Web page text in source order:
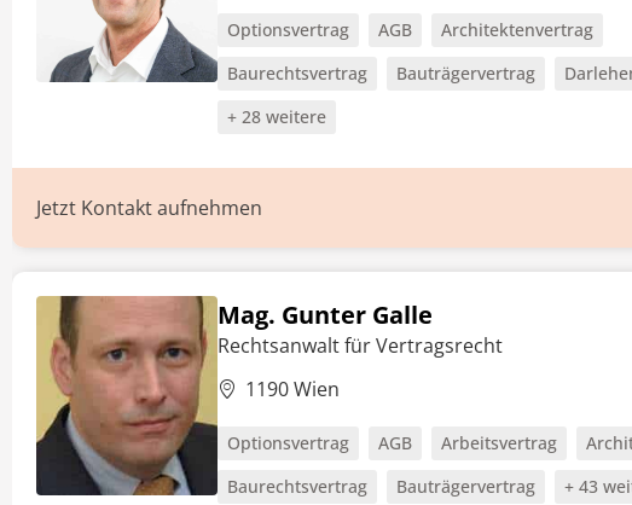
Optionsvertrag AGB
Architektenvertrag
Baurechtsvertrag
Bauträgervertrag
+ 28 weitere
Jetzt Kontakt aufnehmen
Mag. Gunter Galle
Rechtsanwalt für Vertragsrecht
1190 Wien
Optionsvertrag AGB Arbeitsvertrag
Baurechtsvertrag
Bauträgervertrag + 43